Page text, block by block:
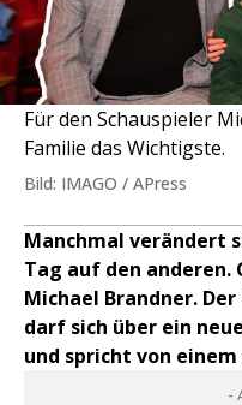
Für den Schauspieler
Familie das Wichtigste.
Bild: IMAGO / APress
Manchmal verändert
Tag auf den anderen.
Michael Brandner.
darf sich über ein
und spricht von
-